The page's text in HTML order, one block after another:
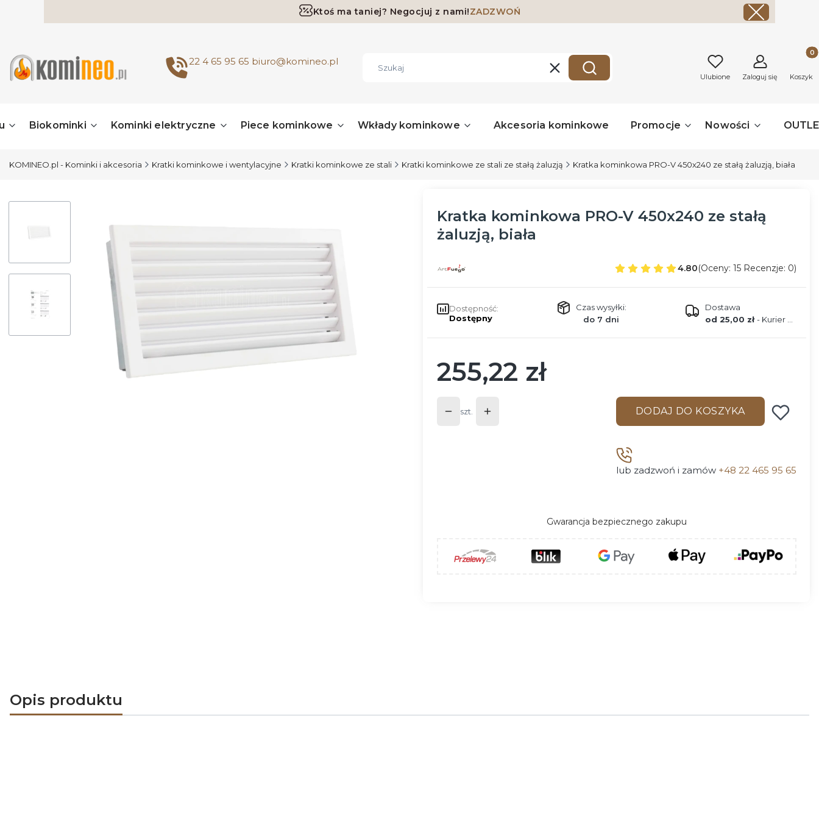
Ktoś ma taniej? Negocjuj z nami!ZADZWOŃ
22 4 65 95 65 biuro@komineo.pl
WyczyśćSzukaj Ulubione Zaloguj się Koszyk
Biokominki Kominki elektryczne Piece kominkowe Wkłady kominkowe Akcesoria kominkowe Promocje Nowości
KOMINEO.pl - Kominki i akcesoria Kratki kominkowe i wentylacyjne Kratki kominkowe ze stali Kratki kominkowe ze stali ze stałą żaluzją Kratka kominkowa PRO-V 450x240 ze stałą żaluzją, biała
Kratka kominkowa PRO-V 450x240 ze stałą
żaluzją, biała
4.80(Oceny: 15 Recenzje: 0)
Dostępność:
Dostępny
Czas wysyłki:
do 7 dni
Dostawa
od 25,00 zł- Kurier DPD
Cena
255,22 zł
szt. DODAJ DO KOSZYKA
lub zadzwoń i zamów +48 22 465 95 65
Gwarancja bezpiecznego zakupu
Opis produktu